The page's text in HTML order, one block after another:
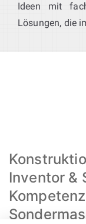
Ideen mit
Lösungen, die
Inventor &